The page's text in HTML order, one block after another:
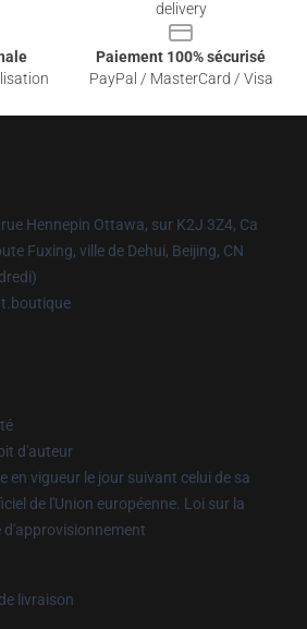
delivery
Paiement 100% sécurisé
PayPal / MasterCard / Visa
Hennepin Ottawa, sur K2J 3Z4, Ca
Fuxing, ville de Dehui, Beijing, CN
d'auteur
en vigueur le jour suivant celui de sa
de l'Union européenne. Loi sur la
d'approvisionnement
livraison